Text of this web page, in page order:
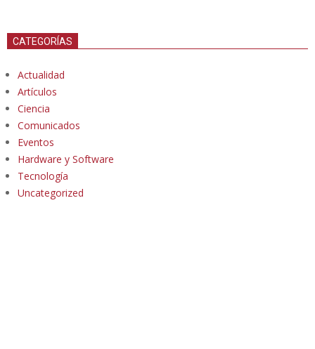
CATEGORÍAS
Actualidad
Artículos
Ciencia
Comunicados
Eventos
Hardware y Software
Tecnología
Uncategorized